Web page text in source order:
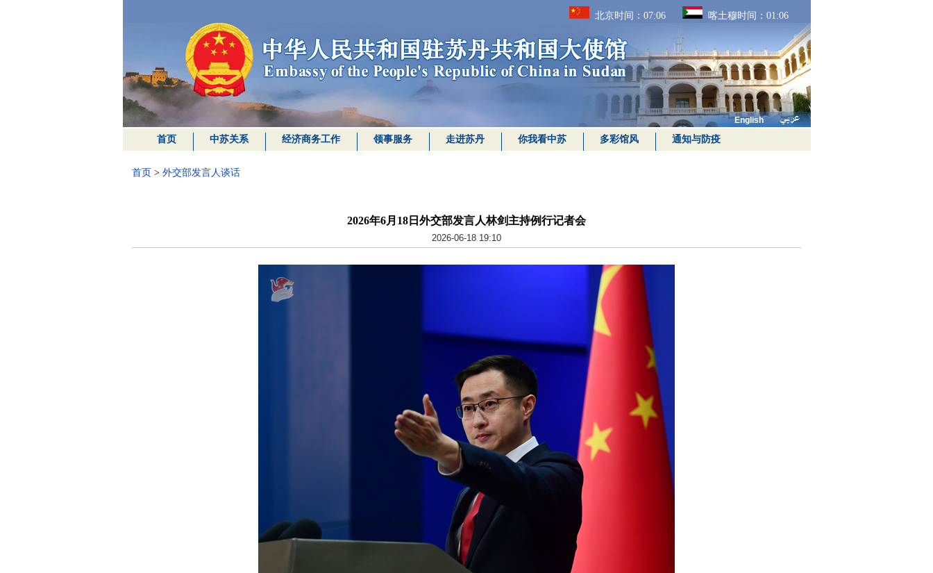
北京时间： 07:06 喀土穆时间： 01:06
English
首页 中苏关系 经济商务工作 领事服务 走进苏丹 你我看中苏 多彩馆风 通知与防疫
首页 > 外交部发言人谈话
2026年6月18日外交部发言人林剑主持例行记者会
2026-06-18 19:10